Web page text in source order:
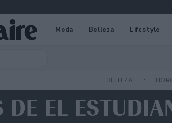
Moda Belleza Lifestyle
BELLEZA
DE EL